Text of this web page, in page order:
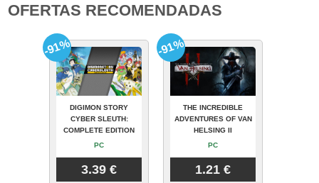
OFERTAS RECOMENDADAS
DIGIMON STORY
CYBER SLEUTH:
COMPLETE EDITION
PC
3.39 €
-91%
THE INCREDIBLE
ADVENTURES OF VAN
HELSING II
PC
1.21 €
-91%